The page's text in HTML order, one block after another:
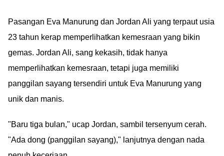
Pasangan Eva Manurung dan Jordan Ali yang terpaut usia
23 tahun kerap memperlihatkan kemesraan yang bikin
gemas. Jordan Ali, sang kekasih, tidak hanya
memperlihatkan kemesraan, tetapi juga memiliki
panggilan sayang tersendiri untuk Eva Manurung yang
unik dan manis.
"Baru tiga bulan," ucap Jordan, sambil tersenyum cerah.
"Ada dong (panggilan sayang)," lanjutnya dengan nada